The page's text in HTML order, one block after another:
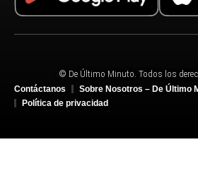
© De Último Minuto. Todos los
Contáctanos
Sobre Nosotros – De Último
Política de privacidad